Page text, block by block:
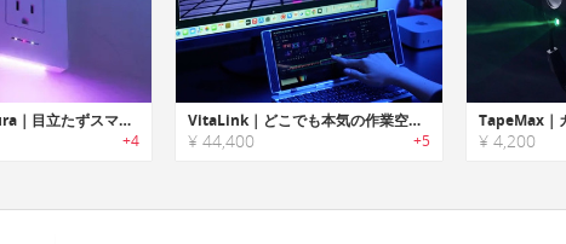
InvisOutlet Aura｜目立たずスマートに。コンセント一体型フロアライト
+4
VitaLink｜どこでも本気の作業空間を。超薄型20mm・180°折りたたみ式キーボード×4Kタッチスクリーン
¥ 44,400 +5 ¥ 4,200